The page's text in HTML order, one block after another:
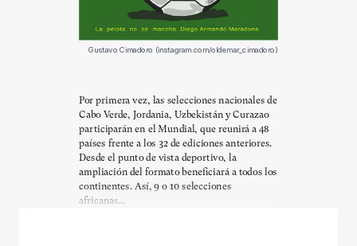
Gustavo Cimadoro (instagram.com/oldemar_cimadoro)
Por primera vez, las selecciones nacionales de
Cabo Verde, Jordania, Uzbekistán y Curazao
participarán en el Mundial, que reunirá a 48
países frente a los 32 de ediciones anteriores.
Desde el punto de vista deportivo, la
ampliación del formato beneficiará a todos los
continentes. Así, 9 o 10 selecciones
africanas...